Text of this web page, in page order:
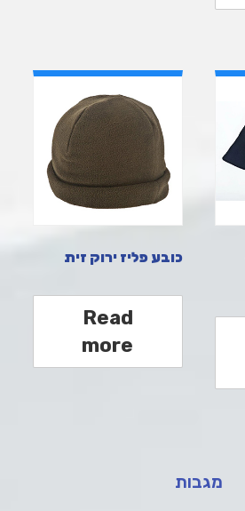
כובע פליז ירוק זית
Read
more
מגבות